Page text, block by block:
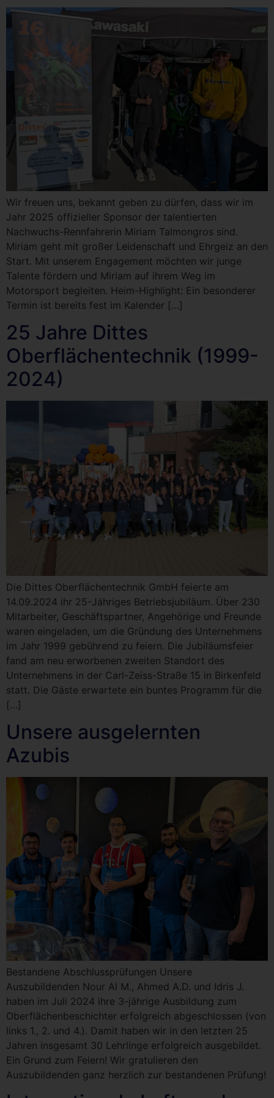
Wir freuen uns, bekannt geben zu dürfen, dass wir im
Jahr 2025 offizieller Sponsor der talentierten
Nachwuchs-Rennfahrerin Miriam Talmongros sind.
Miriam geht mit großer Leidenschaft und Ehrgeiz an den
Start. Mit unserem Engagement möchten wir junge
Talente fördern und Miriam auf ihrem Weg im
Motorsport begleiten. Heim-Highlight: Ein besonderer
Termin ist bereits fest im Kalender […]
25 Jahre Dittes
Oberflächentechnik (1999-
2024)
Die Dittes Oberflächentechnik GmbH feierte am
14.09.2024 ihr 25-Jähriges Betriebsjubiläum. Über 230
Mitarbeiter, Geschäftspartner, Angehörige und Freunde
waren eingeladen, um die Gründung des Unternehmens
im Jahr 1999 gebührend zu feiern. Die Jubiläumsfeier
fand am neu erworbenen zweiten Standort des
Unternehmens in der Carl-Zeiss-Straße 15 in Birkenfeld
statt. Die Gäste erwartete ein buntes Programm für die
[…]
Unsere ausgelernten
Azubis
Bestandene Abschlussprüfungen Unsere
Auszubildenden Nour Al M., Ahmed A.D. und Idris J.
haben im Juli 2024 ihre 3-jährige Ausbildung zum
Oberflächenbeschichter erfolgreich abgeschlossen (von
links 1., 2. und 4.). Damit haben wir in den letzten 25
Jahren insgesamt 30 Lehrlinge erfolgreich ausgebildet.
Ein Grund zum Feiern! Wir gratulieren den
Auszubildenden ganz herzlich zur bestandenen Prüfung!